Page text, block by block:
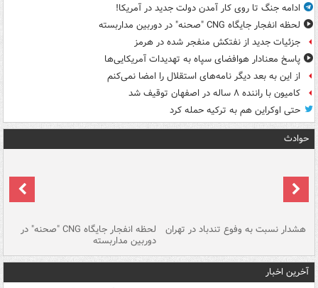
ادامه جنگ تا روی کار آمدن دولت جدید در آمریکا!
لحظه انفجار جایگاه CNG "صحنه" در دوربین مداربسته
جزئیات جدید از نفتکش منفجر شده در هرمز
پاسخ معنادار هوافضای سپاه به تهدیدات آمریکایی‌ها
از این به بعد دیگر نامه‌های استقلال را امضا نمی‌کنم
کامیون با راننده ۸ ساله در اصفهان توقیف شد
حتی اوکراین هم به ترکیه حمله کرد
حوادث
هشدار نسبت به وفوع تندباد در تهران لحظه انفجار جایگاه CNG "صحنه" در
دوربین مداربسته
آخرین اخبار